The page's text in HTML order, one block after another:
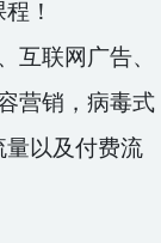
！
互联网广告、
营销，病毒式
量以及付费流